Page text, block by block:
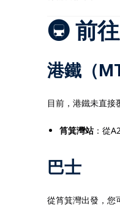
🚇 前
港鐵（
目前，港鐵未直接
筲箕灣站：​從
巴士
從筲箕灣出發，您